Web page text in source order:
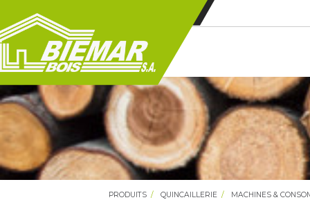
PRODUITS QUINCAILLERIE MACHINES &